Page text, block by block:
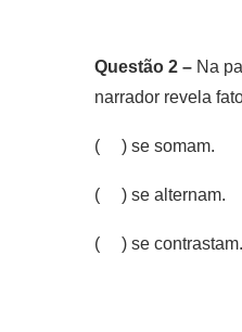
Questão 2 – Na
narrador revela
( ) se somam.
( ) se alternam.
( ) se contrastam.